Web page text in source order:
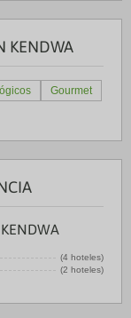
KENDWA
Gourmet
(4 hoteles)
(2 hoteles)